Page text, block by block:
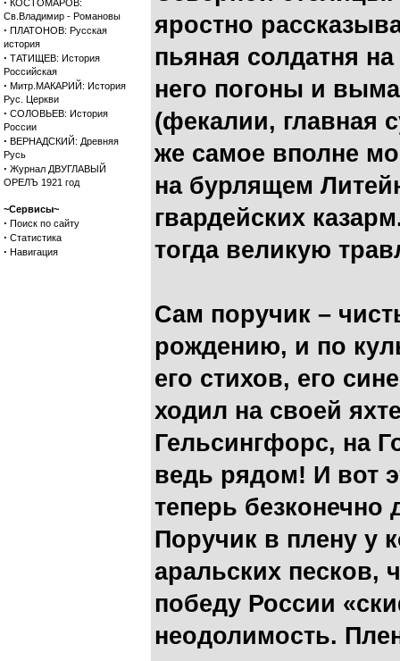
КОСТОМАРОВ:
Св.Владимир - Романовы
· ПЛАТОНОВ: Русская
история
· ТАТИЩЕВ: История
Российская
· Митр.МАКАРИЙ: История
Рус. Церкви
· СОЛОВЬЕВ: История
России
· ВЕРНАДСКИЙ: Древняя
Русь
· Журнал ДВУГЛАВЫЙ
ОРЕЛЪ 1921 год
~Сервисы~
· Поиск по сайту
· Статистика
· Навигация
яростно
пьяная солдатня
него погоны и
(фекалии, главная
же самое вполне
на бурлящем
гвардейских
тогда великую
Сам поручик –
рождению, и по
его стихов, его
ходил на своей
Гельсингфорс, на
ведь рядом! И вот
теперь безконечно
Поручик в плену у
аральских песков,
победу России
неодолимость.